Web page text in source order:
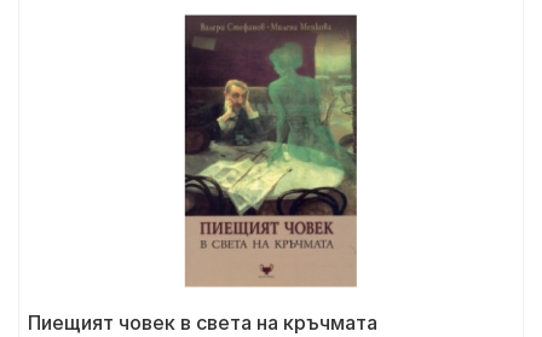
Пиещият човек в света на кръчмата